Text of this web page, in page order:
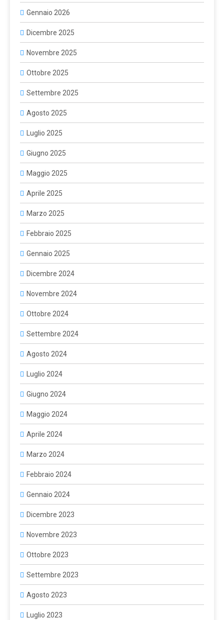
Gennaio 2026
Dicembre 2025
Novembre 2025
Ottobre 2025
Settembre 2025
Agosto 2025
Luglio 2025
Giugno 2025
Maggio 2025
Aprile 2025
Marzo 2025
Febbraio 2025
Gennaio 2025
Dicembre 2024
Novembre 2024
Ottobre 2024
Settembre 2024
Agosto 2024
Luglio 2024
Giugno 2024
Maggio 2024
Aprile 2024
Marzo 2024
Febbraio 2024
Gennaio 2024
Dicembre 2023
Novembre 2023
Ottobre 2023
Settembre 2023
Agosto 2023
Luglio 2023